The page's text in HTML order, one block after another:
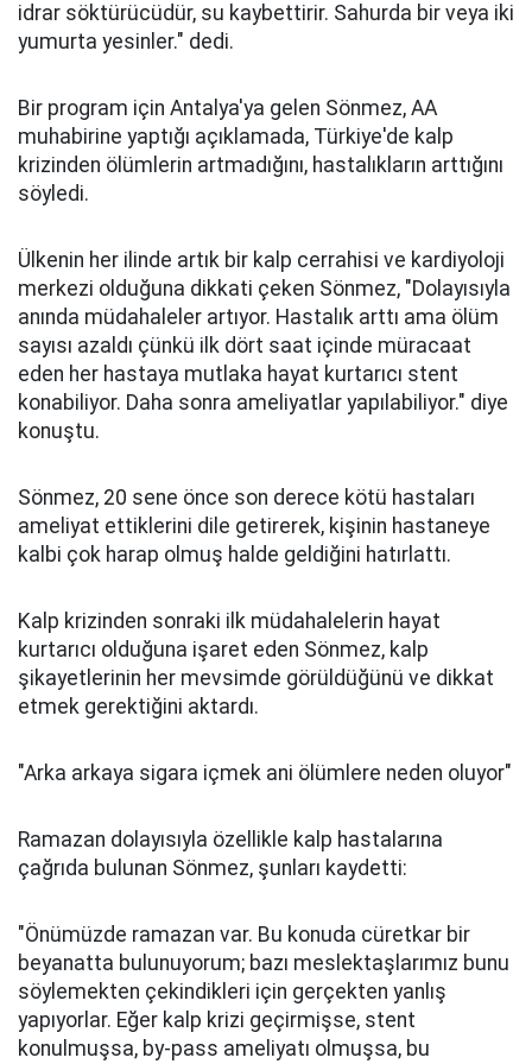
idrar söktürücüdür, su kaybettirir. Sahurda bir veya iki
yumurta yesinler." dedi.
Bir program için Antalya'ya gelen Sönmez, AA
muhabirine yaptığı açıklamada, Türkiye'de kalp
krizinden ölümlerin artmadığını, hastalıkların arttığını
söyledi.
Ülkenin her ilinde artık bir kalp cerrahisi ve kardiyoloji
merkezi olduğuna dikkati çeken Sönmez, "Dolayısıyla
anında müdahaleler artıyor. Hastalık arttı ama ölüm
sayısı azaldı çünkü ilk dört saat içinde müracaat
eden her hastaya mutlaka hayat kurtarıcı stent
konabiliyor. Daha sonra ameliyatlar yapılabiliyor." diye
konuştu.
Sönmez, 20 sene önce son derece kötü hastaları
ameliyat ettiklerini dile getirerek, kişinin hastaneye
kalbi çok harap olmuş halde geldiğini hatırlattı.
Kalp krizinden sonraki ilk müdahalelerin hayat
kurtarıcı olduğuna işaret eden Sönmez, kalp
şikayetlerinin her mevsimde görüldüğünü ve dikkat
etmek gerektiğini aktardı.
"Arka arkaya sigara içmek ani ölümlere neden oluyor"
Ramazan dolayısıyla özellikle kalp hastalarına
çağrıda bulunan Sönmez, şunları kaydetti:
"Önümüzde ramazan var. Bu konuda cüretkar bir
beyanatta bulunuyorum; bazı meslektaşlarımız bunu
söylemekten çekindikleri için gerçekten yanlış
yapıyorlar. Eğer kalp krizi geçirmişse, stent
konulmuşsa, by-pass ameliyatı olmuşsa, bu